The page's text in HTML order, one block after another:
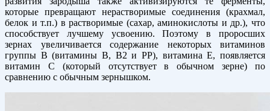
которые превращают нерастворимые соединения (крахмал,
белок и т.п.) в растворимые (сахар, аминокислоты и др.), что
способствует лучшему усвоению. Поэтому в проросших
зернах увеличивается содержание некоторых витаминов
группы В (витамины В, В2 и РР), витамина Е, появляется
витамин С (который отсутствует в обычном зерне) по
сравнению с обычным зернышком.